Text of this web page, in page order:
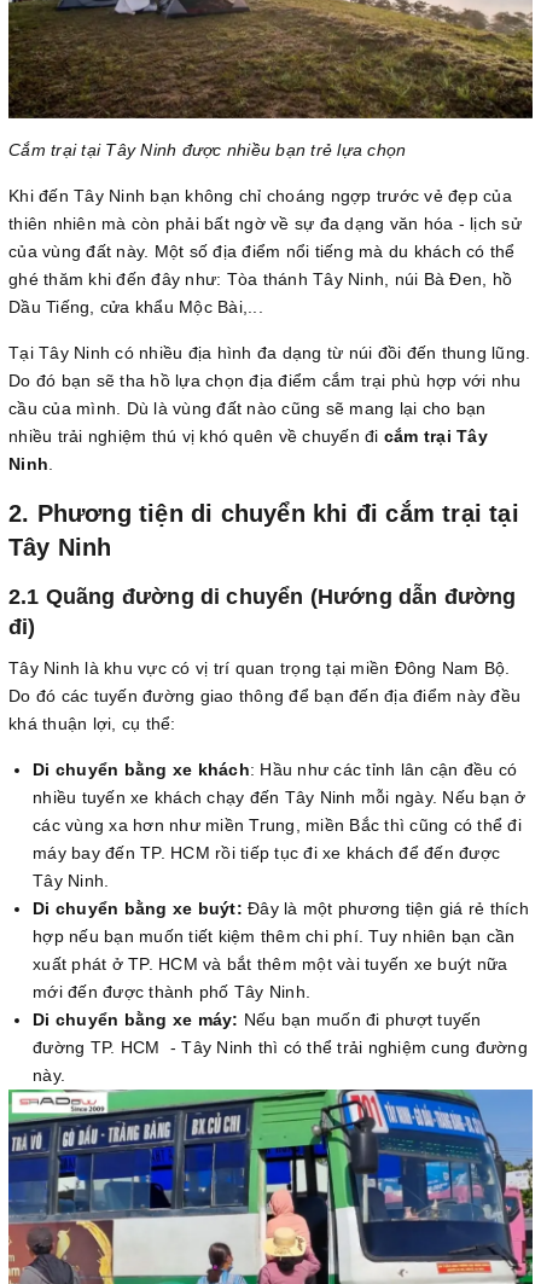
Cắm trại tại Tây Ninh được nhiều bạn trẻ lựa chọn
Khi đến Tây Ninh bạn không chỉ choáng ngợp trước vẻ đẹp của
thiên nhiên mà còn phải bất ngờ về sự đa dạng văn hóa - lịch sử
của vùng đất này. Một số địa điểm nổi tiếng mà du khách có thể
ghé thăm khi đến đây như: Tòa thánh Tây Ninh, núi Bà Đen, hồ
Dầu Tiếng, cửa khẩu Mộc Bài,...
Tại Tây Ninh có nhiều địa hình đa dạng từ núi đồi đến thung lũng.
Do đó bạn sẽ tha hồ lựa chọn địa điểm cắm trại phù hợp với nhu
cầu của mình. Dù là vùng đất nào cũng sẽ mang lại cho bạn
nhiều trải nghiệm thú vị khó quên về chuyến đi cắm trại Tây
Ninh
2. Phương tiện di chuyển khi đi cắm trại tại
Tây Ninh
2.1 Quãng đường di chuyển (Hướng dẫn đường
đi)
Tây Ninh là khu vực có vị trí quan trọng tại miền Đông Nam Bộ.
Do đó các tuyến đường giao thông để bạn đến địa điểm này đều
khá thuận lợi, cụ thể:
Di chuyển bằng xe khách: Hầu như các tỉnh lân cận đều có
nhiều tuyến xe khách chạy đến Tây Ninh mỗi ngày. Nếu bạn ở
các vùng xa hơn như miền Trung, miền Bắc thì cũng có thể đi
máy bay đến TP. HCM rồi tiếp tục đi xe khách để đến được
Tây Ninh.
Di chuyển bằng xe buýt: Đây là một phương tiện giá rẻ thích
hợp nếu bạn muốn tiết kiệm thêm chi phí. Tuy nhiên bạn cần
xuất phát ở TP. HCM và bắt thêm một vài tuyến xe buýt nữa
mới đến được thành phố Tây Ninh.
Di chuyển bằng xe máy: Nếu bạn muốn đi phượt tuyến
đường TP. HCM - Tây Ninh thì có thể trải nghiệm cung đường
này.